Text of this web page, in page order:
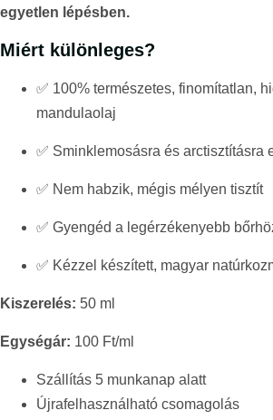
egyetlen lépésben.
Miért különleges?
✅ 100% természetes, finomítatlan,
mandulaolaj
✅ Sminklemosásra és arctisztításra
✅ Nem habzik, mégis mélyen tisztít
✅ Gyengéd a legérzékenyebb
✅ Kézzel készített, magyar
Kiszerelés: 50 ml
Egységár: 100 Ft/ml
Szállítás 5 munkanap alatt
Újrafelhasználható csomagolás